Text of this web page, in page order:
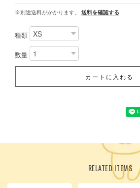
※別途送料がかかります。 送料を確認する
種類
数量
カートに入れる
RELATED ITEMS